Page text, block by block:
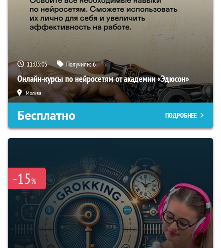
11:03:04 Получили:6
Онлайн-курсы по нейросетям от академии «Эдюсон»
Москва
Бесплатно ПОДРОБНЕЕ
-15%